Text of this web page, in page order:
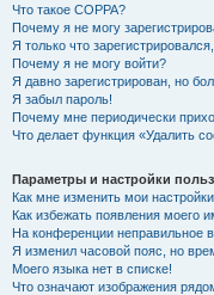
Что такое COPPA?
Почему я не могу
Я только что
Почему я не могу войти?
Я давно зарегистрирован, но
Я забыл пароль!
Почему мне периодически
Что делает функция «Удалить
Параметры и настройки
Как мне изменить мои
Как избежать появления моего
На конференции неправильное
Я изменил часовой пояс, но
Моего языка нет в списке!
Что означают изображения